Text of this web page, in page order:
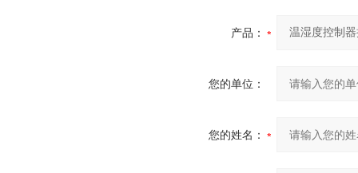
产品：
您的单位：
您的姓名：